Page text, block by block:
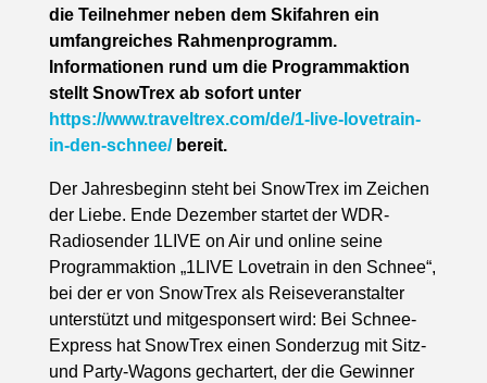
die Teilnehmer neben dem Skifahren ein
umfangreiches Rahmenprogramm.
Informationen rund um die Programmaktion
stellt SnowTrex ab sofort unter
https://www.traveltrex.com/de/1-live-lovetrain-
in-den-schnee/bereit.
Der Jahresbeginn steht bei SnowTrex im Zeichen
der Liebe. Ende Dezember startet der WDR-
Radiosender 1LIVE on Air und online seine
Programmaktion „1LIVE Lovetrain in den Schnee“,
bei der er von SnowTrex als Reiseveranstalter
unterstützt und mitgesponsert wird: Bei Schnee-
Express hat SnowTrex einen Sonderzug mit Sitz-
und Party-Wagons gechartert, der die Gewinner